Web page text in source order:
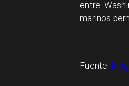
entre
marinos
Fuente: